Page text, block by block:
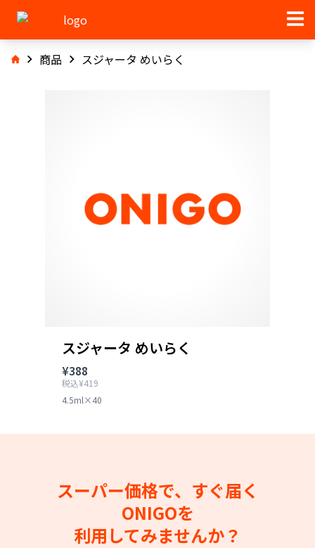
商品 スジャータ めいらく
スジャータ めいらく
¥388
税込¥419
4.5ml×40
スーパー価格で、すぐ届く
ONIGOを
利用してみませんか？